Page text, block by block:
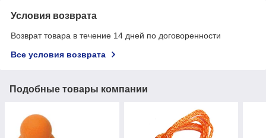
Условия возврата
Возврат товара в течение 14 дней по договоренности
Все условия возврата
Подобные товары компании